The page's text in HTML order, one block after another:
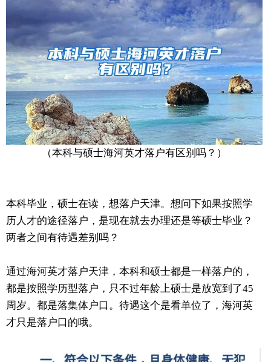
（本科与硕士海河英才落户有区别吗？）
本科毕业，硕士在读，想落户天津。想问下如果按照学
历人才的途径落户，是现在就去办理还是等硕士毕业？
两者之间有待遇差别吗？
通过海河英才落户天津，本科和硕士都是一样落户的，
都是按照学历型落户，只不过年龄上硕士是放宽到了45
周岁。都是落集体户口。待遇这个是看单位了，海河英
才只是落户口的哦。